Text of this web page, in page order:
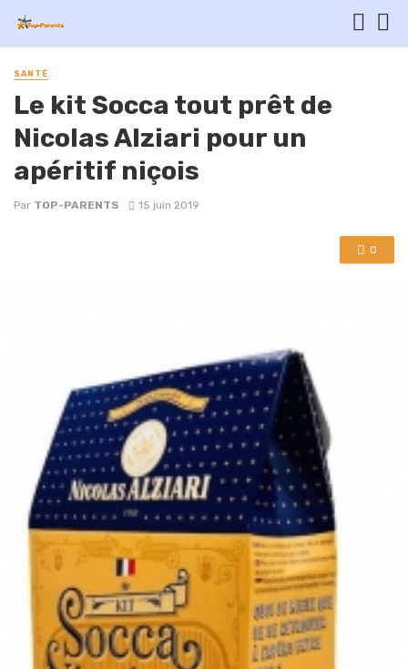
SANTÉ
Le kit Socca tout prêt de
Nicolas Alziari pour un
apéritif niçois
Par TOP-PARENTS 15 juin 2019
0